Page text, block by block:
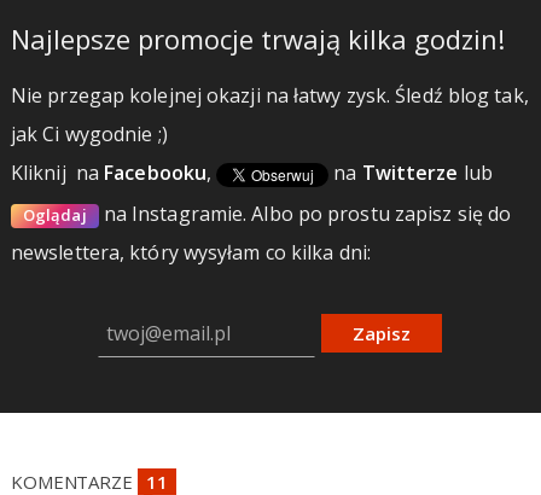
Najlepsze promocje trwają kilka godzin!
Nie przegap kolejnej okazji na łatwy zysk. Śledź blog tak,
jak Ci wygodnie ;)
Kliknij na Facebooku, na Twitterze lub
Oglądaj na Instagramie.Albo po prostu zapisz się do
newslettera, który wysyłam co kilka dni:
Zapisz
KOMENTARZE